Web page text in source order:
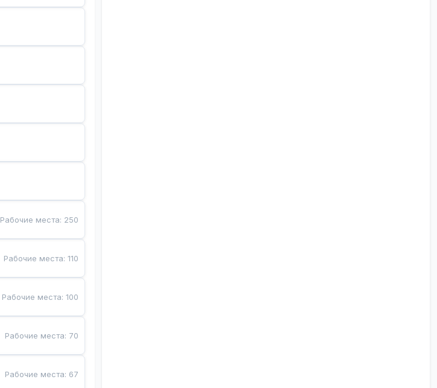
Рабочие места: 250
Рабочие места:110
Рабочие места:100
Рабочие места: 70
Рабочие места: 67